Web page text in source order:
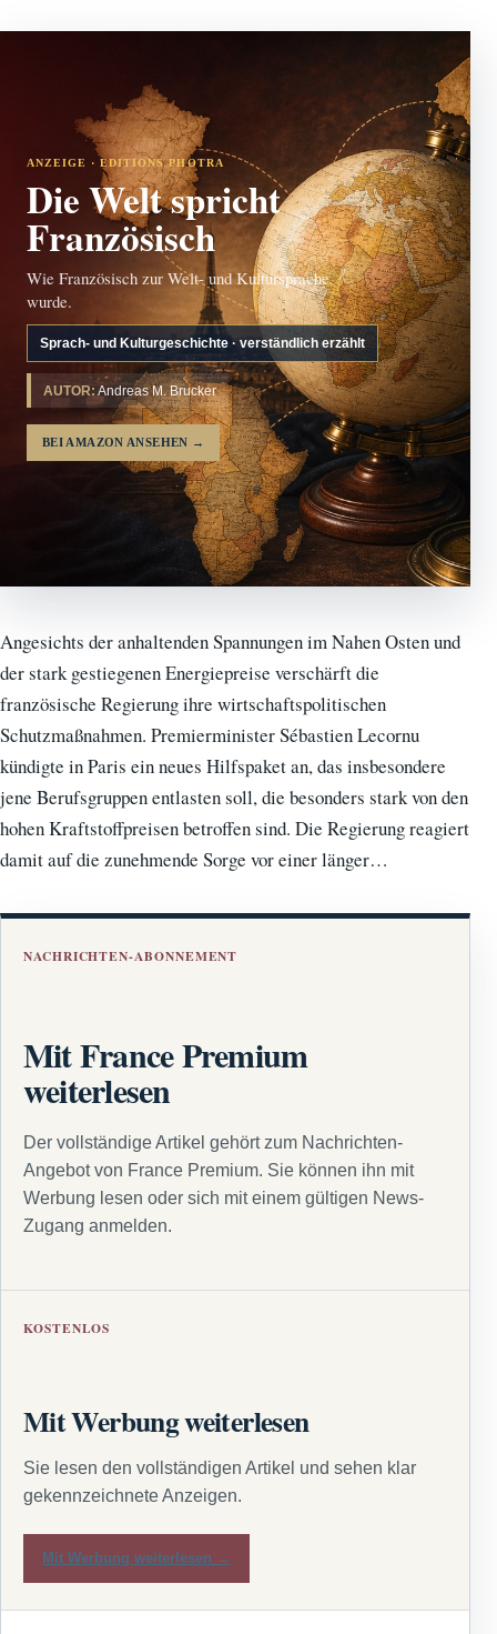
ANZEIGE · EDITIONS PHOTRA
Die Welt spricht
Französisch
Wie Französisch zur Welt- und Kultursprache
wurde.
Sprach- und Kulturgeschichte · verständlich erzählt
AUTOR: Andreas M. Brucker
BEI AMAZON ANSEHEN →
Angesichts der anhaltenden Spannungen im Nahen Osten und
der stark gestiegenen Energiepreise verschärft die
französische Regierung ihre wirtschaftspolitischen
Schutzmaßnahmen. Premierminister Sébastien Lecornu
kündigte in Paris ein neues Hilfspaket an, das insbesondere
jene Berufsgruppen entlasten soll, die besonders stark von den
hohen Kraftstoffpreisen betroffen sind. Die Regierung reagiert
damit auf die zunehmende Sorge vor einer länger…
NACHRICHTEN-ABONNEMENT
Mit France Premium
weiterlesen
Der vollständige Artikel gehört zum Nachrichten-
Angebot von France Premium. Sie können ihn mit
Werbung lesen oder sich mit einem gültigen News-
Zugang anmelden.
KOSTENLOS
Mit Werbung weiterlesen
Sie lesen den vollständigen Artikel und sehen klar
gekennzeichnete Anzeigen.
Mit Werbung weiterlesen →